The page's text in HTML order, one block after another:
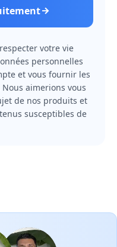
votre vie
personnelles
et vous fournir les
aimerions vous
de nos produits et
susceptibles de